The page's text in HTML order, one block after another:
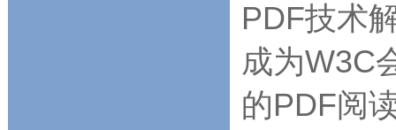
PDF技术
成为W3C
的PDF阅